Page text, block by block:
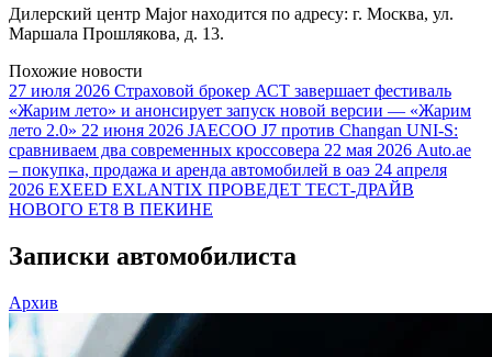
Дилерский центр Major находится по адресу: г. Москва, ул.
Маршала Прошлякова, д. 13.
Похожие новости
27 июля 2026 Страховой брокер АСТ завершает фестиваль
«Жарим лето» и анонсирует запуск новой версии — «Жарим
лето 2.0» 22 июня 2026 JAECOO J7 против Changan UNI-S:
сравниваем два современных кроссовера 22 мая 2026 Auto.ae
– покупка, продажа и аренда автомобилей в оаэ 24 апреля
2026 EXEED EXLANTIX ПРОВЕДЕТ ТЕСТ-ДРАЙВ
НОВОГО ET8 В ПЕКИНЕ
Записки автомобилиста
Архив